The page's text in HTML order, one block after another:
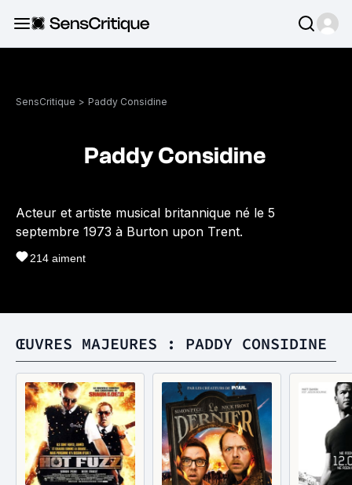
SensCritique > Paddy Considine
Paddy Considine
Acteur et artiste musical britannique né le 5
septembre 1973 à Burton upon Trent.
214 aiment
ŒUVRES MAJEURES : PADDY CONSIDINE